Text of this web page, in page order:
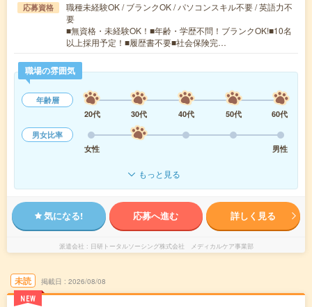
応募資格
職種未経験OK / ブランクOK / パソコンスキル不要 / 英語力不
要
■無資格・未経験OK！■年齢・学歴不問！ブランクOK!■10名
以上採用予定！■履歴書不要■社会保険完…
職場の雰囲気
年齢層
20代
30代 40代 50代
60代
男女比率
女性
男性
もっと見る
気になる! 応募へ進む 詳しく見る
派遣会社 日研トータルソーシング株式会社 メディカルケア事業部
未読
NEW
掲載日 2026/08/08